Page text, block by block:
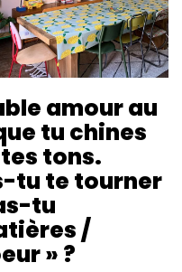
amour au
tu chines
tons.
tu te tourner
tu
/
» ?